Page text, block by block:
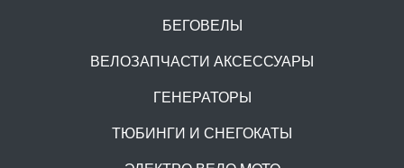
БЕГОВЕЛЫ
ВЕЛОЗАПЧАСТИ АКСЕССУАРЫ
ГЕНЕРАТОРЫ
ТЮБИНГИ И СНЕГОКАТЫ